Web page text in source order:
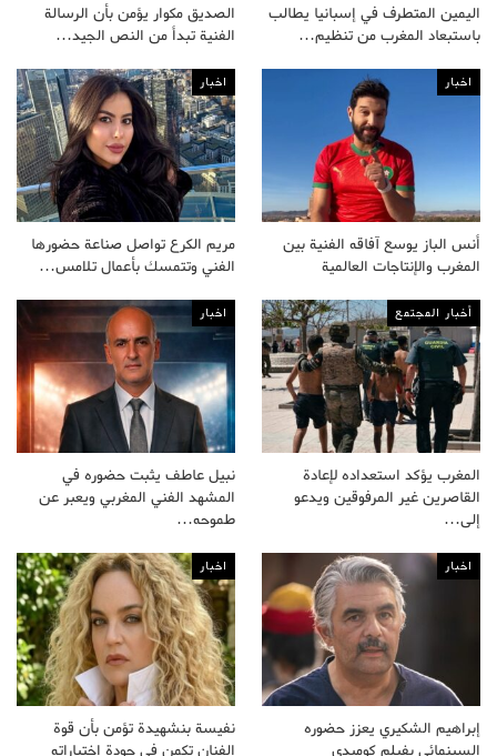
اليمين المتطرف في إسبانيا يطالب
باستبعاد المغرب من تنظيم…
الصديق مكوار يؤمن بأن الرسالة
الفنية تبدأ من النص الجيد…
اخبار
أنس الباز يوسع آفاقه الفنية بين
المغرب والإنتاجات العالمية
اخبار
مريم الكرع تواصل صناعة حضورها
الفني وتتمسك بأعمال تلامس…
أخبار المجتمع
المغرب يؤكد استعداده لإعادة
القاصرين غير المرفوقين ويدعو
إلى…
اخبار
نبيل عاطف يثبت حضوره في
المشهد الفني المغربي ويعبر عن
طموحه…
اخبار
إبراهيم الشكيري يعزز حضوره
السينمائي بفيلم كوميدي
اخبار
نفيسة بنشهيدة تؤمن بأن قوة
الفنان تكمن في جودة اختياراته